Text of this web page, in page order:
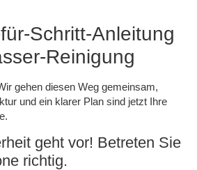
Schritt-Anleitung
Reinigung
gehen diesen Weg gemeinsam,
und ein klarer Plan sind jetzt Ihre
geht vor! Betreten Sie
richtig.